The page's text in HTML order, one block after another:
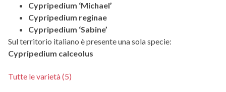
Cypripedium ‘Michael’
Cypripedium reginae
Cypripedium ‘Sabine’
Sul territorio italiano è presente una sola specie:
Cypripedium calceolus
Tutte le varietà (5)